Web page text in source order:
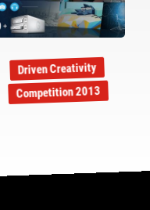
Driven Creativity
Competition 2013